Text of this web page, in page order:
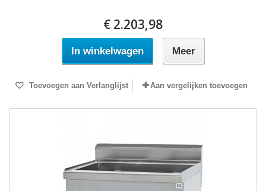
€ 2.203,98
In winkelwagen Meer
Toevoegen aan Verlanglijst Aan vergelijken toevoegen